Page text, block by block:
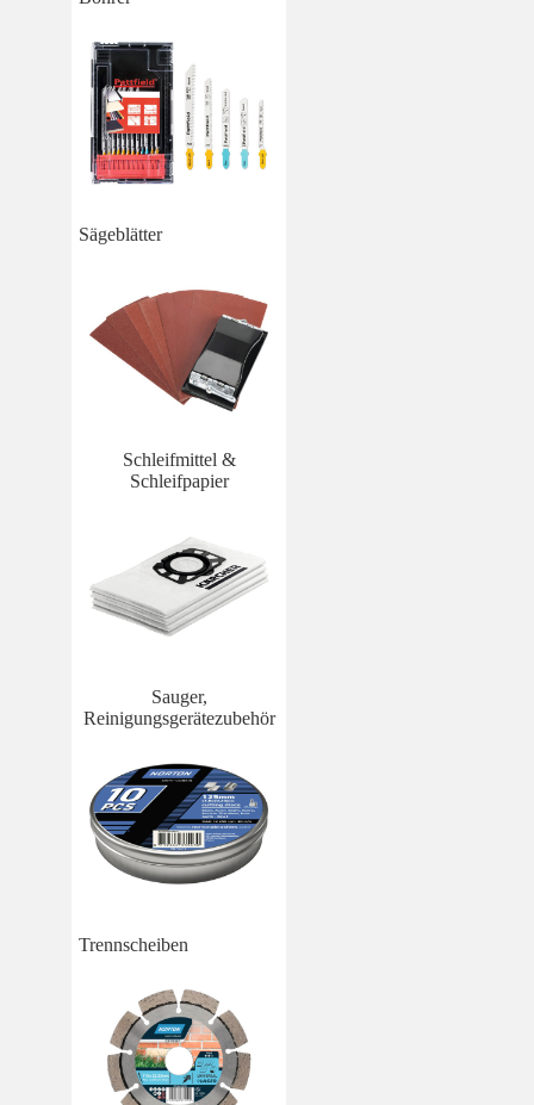
Sägeblätter
Schleifmittel &
Schleifpapier
Sauger,
Reinigungsgerätezubehör
Trennscheiben